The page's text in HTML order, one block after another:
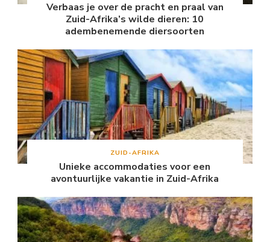
Verbaas je over de pracht en praal van
Zuid-Afrika’s wilde dieren: 10
adembenemende diersoorten
ZUID-AFRIKA
Unieke accommodaties voor een
avontuurlijke vakantie in Zuid-Afrika